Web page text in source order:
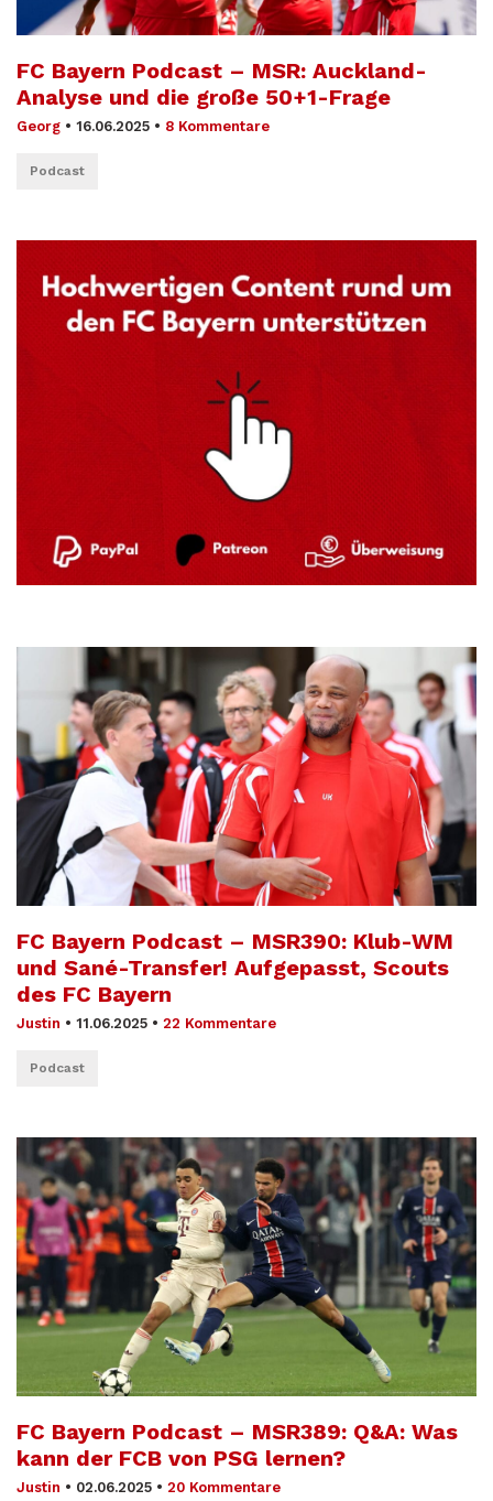
FC Bayern Podcast – MSR: Auckland-
Analyse und die große 50+1-Frage
Georg • 16.06.2025 • 8 Kommentare
Podcast
FC Bayern Podcast – MSR390: Klub-WM
und Sané-Transfer! Aufgepasst, Scouts
des FC Bayern
Justin • 11.06.2025 • 22 Kommentare
Podcast
FC Bayern Podcast – MSR389: Q&A: Was
kann der FCB von PSG lernen?
Justin • 02.06.2025 • 20 Kommentare